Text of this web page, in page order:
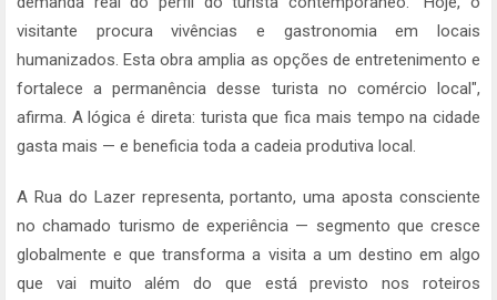
visitante procura vivências e gastronomia em locais
humanizados. Esta obra amplia as opções de entretenimento e
fortalece a permanência desse turista no comércio local",
afirma. A lógica é direta: turista que fica mais tempo na cidade
gasta mais — e beneficia toda a cadeia produtiva local.
A Rua do Lazer representa, portanto, uma aposta consciente
no chamado turismo de experiência — segmento que cresce
globalmente e que transforma a visita a um destino em algo
que vai muito além do que está previsto nos roteiros